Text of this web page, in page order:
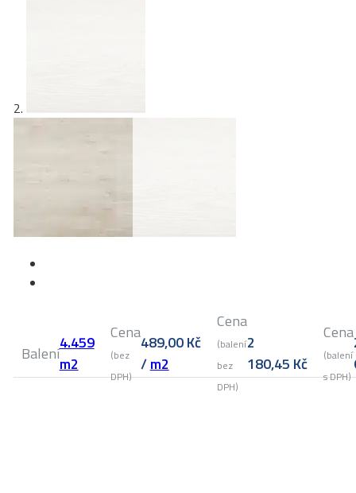
Balení4.459
m2
Cena
(bez
DPH)
489,00Kč
/m2
Cena
(balení
bez
DPH)
2
180,45 Kč
Cena
(balení
s DPH)